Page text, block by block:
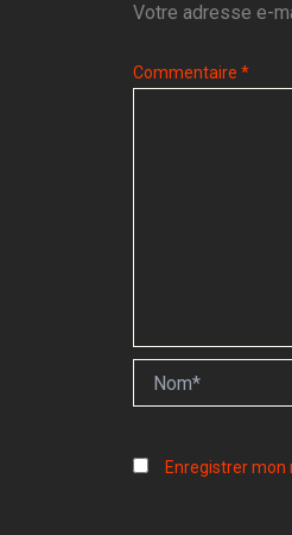
Votre adresse e-
Commentaire *
Enregistrer